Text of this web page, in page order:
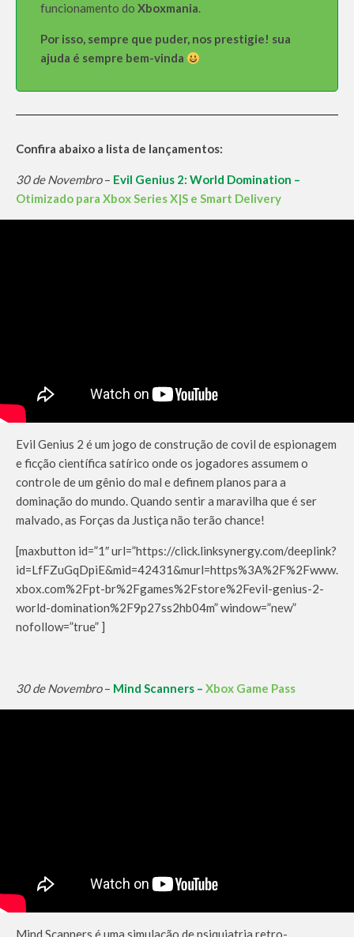
funcionamento do Xboxmania.
Por isso, sempre que puder, nos prestigie! sua
ajuda é sempre bem-vinda
Confira abaixo a lista de lançamentos:
30 de Novembro– Evil Genius 2: World Domination –
Otimizado para Xbox Series X|S e Smart Delivery
Evil Genius 2 é um jogo de construção de covil de espionagem
e ficção científica satírico onde os jogadores assumem o
controle de um gênio do mal e definem planos para a
dominação do mundo. Quando sentir a maravilha que é ser
malvado, as Forças da Justiça não terão chance!
[maxbutton id=”1″ url=”https://click.linksynergy.com/deeplink?
id=LfFZuGqDpiE&mid=42431&murl=https%3A%2F%2Fwww.
xbox.com%2Fpt-br%2Fgames%2Fstore%2Fevil-genius-2-
world-domination%2F9p27ss2hb04m” window=”new”
nofollow=”true” ]
30 de Novembro– Mind Scanners – Xbox Game Pass